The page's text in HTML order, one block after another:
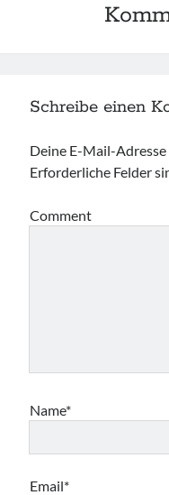
Schreibe einen
Deine E-Mail-
Erforderliche Felder
Comment
Name*
Email*